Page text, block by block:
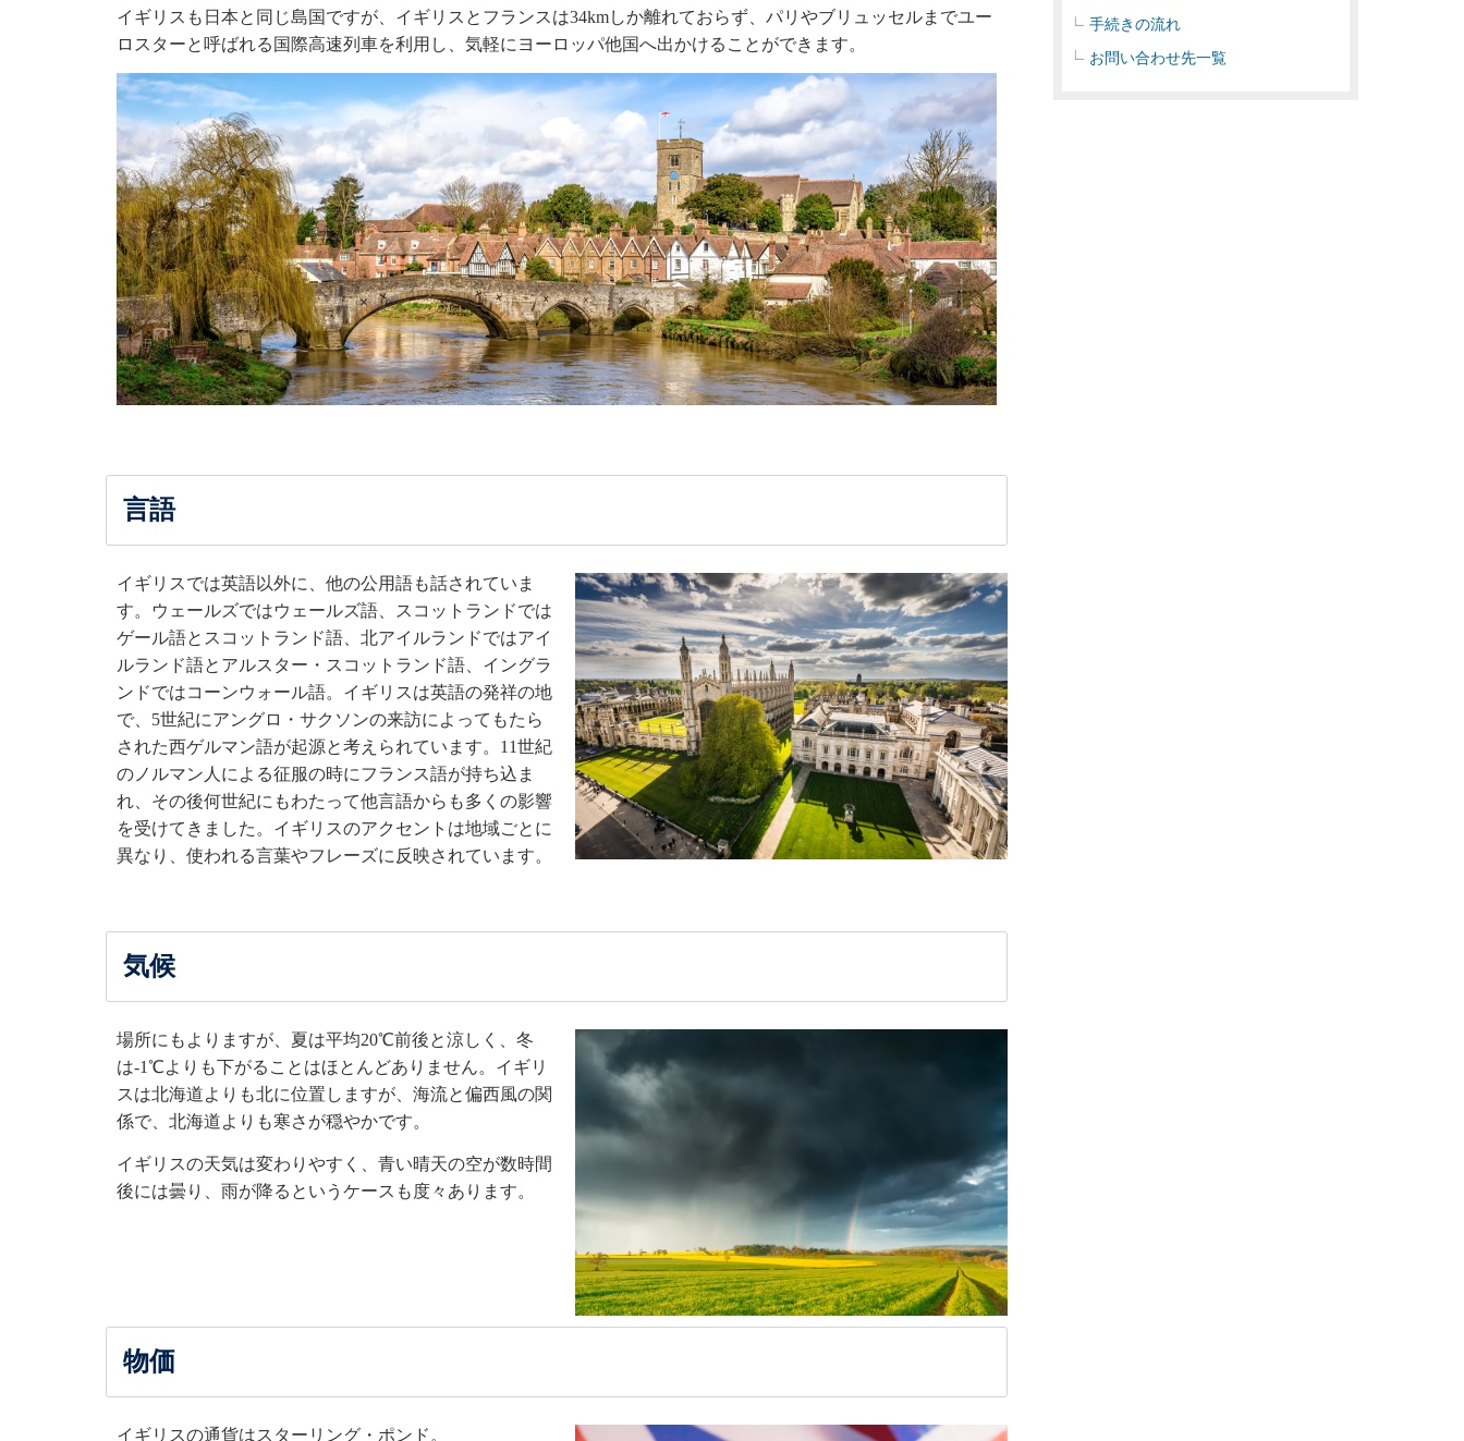
イギリスも日本と同じ島国ですが、イギリスとフランスは34kmしか離れておらず、パリやブリュッセルまでユー
ロスターと呼ばれる国際高速列車を利用し、気軽にヨーロッパ他国へ出かけることができます。
言語
イギリスでは英語以外に、他の公用語も話されていま
す。ウェールズではウェールズ語、スコットランドでは
ゲール語とスコットランド語、北アイルランドではアイ
ルランド語とアルスター・スコットランド語、イングラ
ンドではコーンウォール語。イギリスは英語の発祥の地
で、5世紀にアングロ・サクソンの来訪によってもたら
された西ゲルマン語が起源と考えられています。11世紀
のノルマン人による征服の時にフランス語が持ち込ま
れ、その後何世紀にもわたって他言語からも多くの影響
を受けてきました。イギリスのアクセントは地域ごとに
異なり、使われる言葉やフレーズに反映されています。
気候
場所にもよりますが、夏は平均20℃前後と涼しく、冬
は-1℃よりも下がることはほとんどありません。イギリ
スは北海道よりも北に位置しますが、海流と偏西風の関
係で、北海道よりも寒さが穏やかです。
イギリスの天気は変わりやすく、青い晴天の空が数時間
後には曇り、雨が降るというケースも度々あります。
物価
イギリスの通貨はスターリング・ポンド。
手続きの流れ
お問い合わせ先一覧